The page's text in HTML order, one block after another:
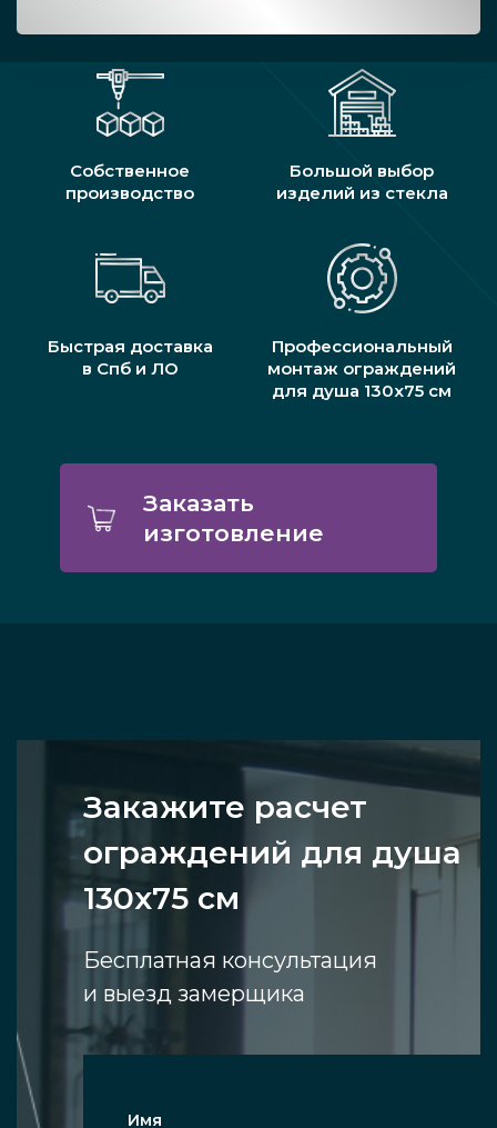
Собственное
производство
Большой выбор
изделий из стекла
Быстрая доставка
в Спб и ЛО
Профессиональный
монтаж ограждений
для душа 130x75 см
Заказать
изготовление
Закажите расчет
ограждений для душа
130x75 см
Бесплатная консультация
и выезд замерщика